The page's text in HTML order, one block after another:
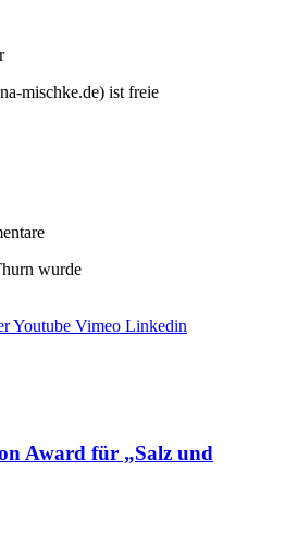
mischke.de) ist freie
wurde
Youtube Vimeo Linkedin
Award für „Salz und